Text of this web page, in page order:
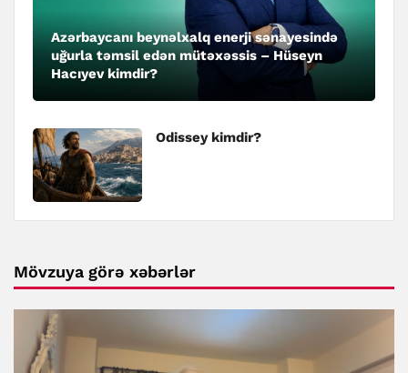
Azərbaycanı beynəlxalq enerji sənayesində
uğurla təmsil edən mütəxəssis – Hüseyn
Hacıyev kimdir?
Odissey kimdir?
Mövzuya görə xəbərlər